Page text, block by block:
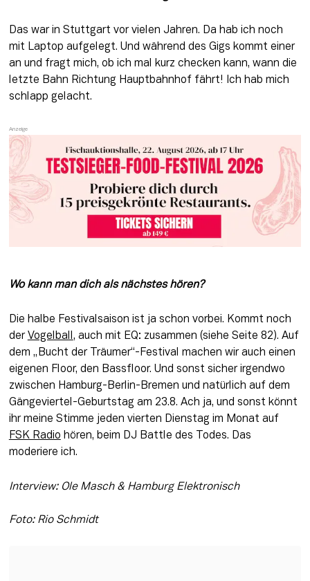
Das war in Stuttgart vor vielen Jahren. Da hab ich noch
mit Laptop aufgelegt. Und während des Gigs kommt einer
an und fragt mich, ob ich mal kurz checken kann, wann die
letzte Bahn Richtung Hauptbahnhof fährt! Ich hab mich
schlapp gelacht.
Wo kann man dich als nächstes hören?
Die halbe Festivalsaison ist ja schon vorbei. Kommt noch
der Vogelball , auch mit EQ: zusammen (siehe Seite 82). Auf
dem „Bucht der Träumer“-Festival machen wir auch einen
eigenen Floor, den Bassfloor. Und sonst sicher irgendwo
zwischen Hamburg-Berlin-Bremen und natürlich auf dem
Gängeviertel-Geburtstag am 23.8. Ach ja, und sonst könnt
FSK Radio hören, beim DJ Battle des Todes. Das
moderiere ich.
Interview: Ole Masch & Hamburg Elektronisch
Foto: Rio Schmidt